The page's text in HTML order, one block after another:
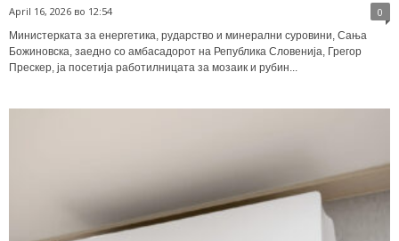
April 16, 2026 во 12:54 0
Министерката за енергетика, рударство и минерални суровини, Сања
Божиновска, заедно со амбасадорот на Република Словенија, Грегор
Прескер, ја посетија работилницата за мозаик и рубин...